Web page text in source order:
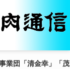
業団「清金幸」「茂